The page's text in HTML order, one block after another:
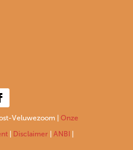
Veluwezoom | Onze
| Disclaimer ANBI